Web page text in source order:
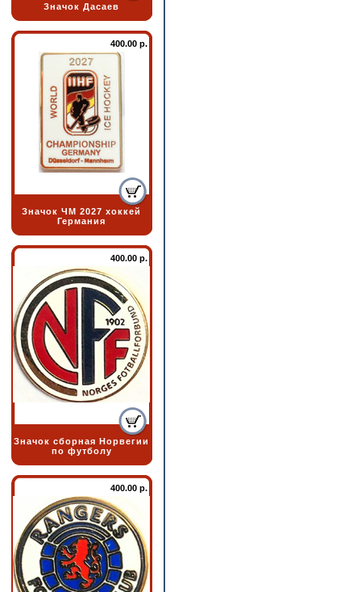
Значок Дасаев
400.00 р.
Значок ЧМ 2027 хоккей
Германия
400.00 р.
Значок сборная Норвегии
по футболу
400.00 р.